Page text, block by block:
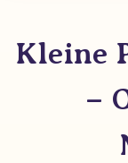
Kleine
–